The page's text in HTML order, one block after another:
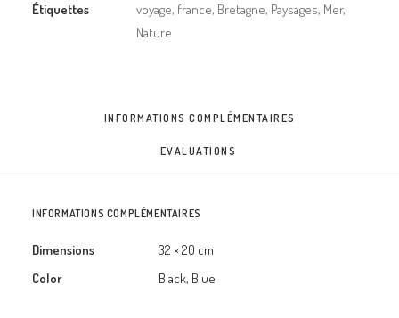
Étiquettes
voyage, france, Bretagne, Paysages, Mer,
Nature
INFORMATIONS COMPLÉMENTAIRES
EVALUATIONS
INFORMATIONS COMPLÉMENTAIRES
Dimensions
32 × 20 cm
Color
Black, Blue